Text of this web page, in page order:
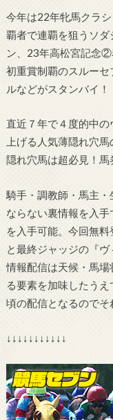
今年は22年牝馬クラ
覇者で連覇を狙うソ
ン、23年高松宮記念②
初重賞制覇のスルー
ルなどがスタンバイ！
直近７年で４度的中
上げる人気薄隠れ穴
隠れ穴馬は超必見！馬
騎手・調教師・馬主
ならない裏情報を入
を入手可能。今回無
と最終ジャッジの『ヴ
情報配信は天候・馬
る要素を加味したう
頃の配信となるのでそ
↓↓↓↓↓↓↓↓↓↓↓